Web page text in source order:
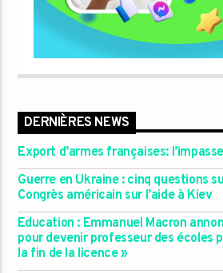
DERNIÈRES NEWS
Export d’armes françaises:
Guerre en Ukraine : cinq questions
Congrès américain sur l’aide à Kiev
Education : Emmanuel Macron
pour devenir professeur des écoles
la fin de la licence »